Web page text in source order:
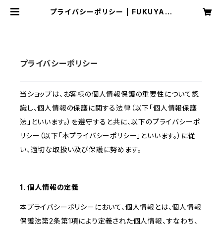
プライバシーポリシー | FUKUYAM
プライバシーポリシー
当ショップは、お客様の個人情報保護の重要性について認
識し、個人情報の保護に関する法律（以下「個人情報保護
法」といいます。）を遵守すると共に、以下のプライバシーポ
リシー（以下「本プライバシーポリシー」といいます。）に従
い、適切な取扱い及び保護に努めます。
1. 個人情報の定義
本プライバシーポリシーにおいて、個人情報とは、個人情報
保護法第2条第1項により定義された個人情報、すなわち、